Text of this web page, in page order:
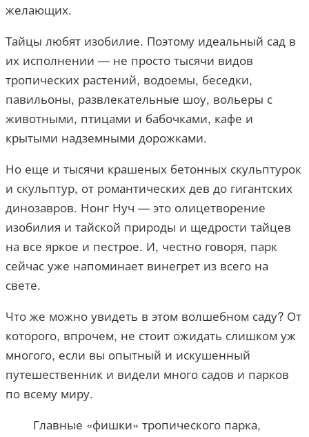
желающих.
Тайцы любят изобилие. Поэтому идеальный сад в
их исполнении — не просто тысячи видов
тропических растений, водоемы, беседки,
павильоны, развлекательные шоу, вольеры с
животными, птицами и бабочками, кафе и
крытыми надземными дорожками.
Но еще и тысячи крашеных бетонных скульптурок
и скульптур, от романтических дев до гигантских
динозавров. Нонг Нуч — это олицетворение
изобилия и тайской природы и щедрости тайцев
на все яркое и пестрое. И, честно говоря, парк
сейчас уже напоминает винегрет из всего на
свете.
Что же можно увидеть в этом волшебном саду? От
которого, впрочем, не стоит ожидать слишком уж
многого, если вы опытный и искушенный
путешественник и видели много садов и парков
по всему миру.
Главные «фишки» тропического парка,